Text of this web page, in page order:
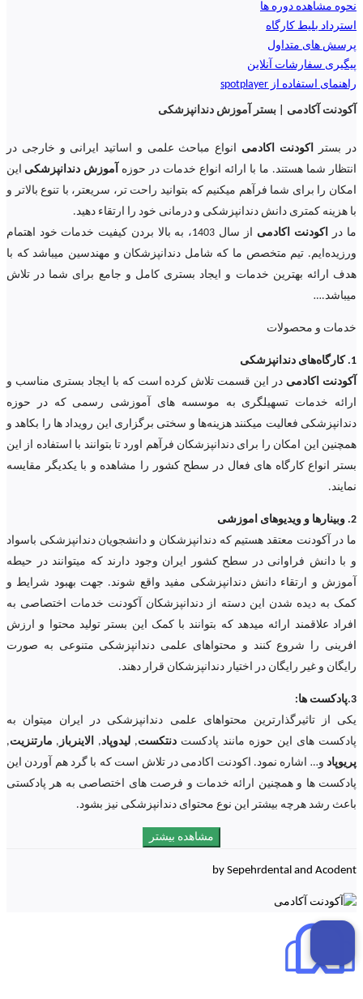
نحوه مشاهده دوره ها
استرداد بلیط کارگاه
پرسش های متداول
پیگیری سفارشات آنلاین
راهنمای استفاده از spotplayer
آکودنت آکادمی | بستر آموزش دندانپزشکی
در بستر اکودنت اکادمی انواع مباحث علمی و اساتید ایرانی و خارجی در
انتظار شما هستند. ما با ارائه انواع خدمات در حوزه آموزش دندانپزشکی این
امکان را برای شما فرآهم میکنیم که بتوانید راحت تر، سریعتر، با تنوع بالاتر و
با هزینه کمتری دانش دندانپزشکی و درمانی خود را ارتقاء دهید.
ما در
اکودنت اکادمی
از سال 1403، به بالا بردن کیفیت خدمات خود اهتمام
ورزیده‌‌ایم. تیم متخصص ما که شامل دندانپزشکان و مهندسین میباشد که با
هدف ارائه بهترین خدمات و ایجاد بستری کامل و جامع برای شما در تلاش
میباشد.…
خدمات و محصولات
1. کارگاه‌های دندانپزشکی
آکودنت اکادمی در این قسمت تلاش کرده است که با ایجاد بستری مناسب و
ارائه خدمات تسهیلگری به موسسه های آموزشی رسمی که در حوزه
دندانپزشکی فعالیت میکنند هزینه‌ها و سختی برگزاری این رویداد ها را بکاهد و
همچنین این امکان را برای دندانپزشکان فرآهم اورد تا بتوانند با استفاده از این
بستر انواع کارگاه های فعال در سطح کشور را مشاهده و با یکدیگر مقایسه
نمایند.
2. وبینارها و ویدیوهای اموزشی
ما در آکودنت معتقد هستیم که دندانپزشکان و دانشجویان دندانپزشکی باسواد
و با دانش فراوانی در سطح کشور ایران وجود دارند که میتوانند در حیطه
آموزش و ارتقاء دانش دندانپزشکی مفید واقع شوند. جهت بهبود شرایط و
کمک به دیده شدن این دسته از دندانپزشکان آکودنت خدمات اختصاصی به
افراد علاقمند ارائه میدهد که بتوانند با کمک این بستر تولید محتوا و ارزش
افرینی را شروع کنند و محتواهای علمی دندانپزشکی متنوعی به صورت
رایگان و غیر رایگان در اختیار دندانپزشکان قرار دهند.
3.پادکست ها:
یکی از تاثیرگذارترین محتواهای علمی دندانپزشکی در ایران میتوان به
پادکست های این حوزه مانند پادکست دنتکست, لیدوپاد, الاینرباز , مارتنزیت,
پریوپاد و… اشاره نمود. اکودنت اکادمی در تلاش است که با گرد هم آوردن این
پادکست ها و همچنین ارائه خدمات و فرصت های اختصاصی به هر پادکستی
باعث رشد هرچه بیشتر این نوع محتوای دندانپزشکی نیز بشود.
مشاهده بیشتر
by Sepehrdental and Acodent